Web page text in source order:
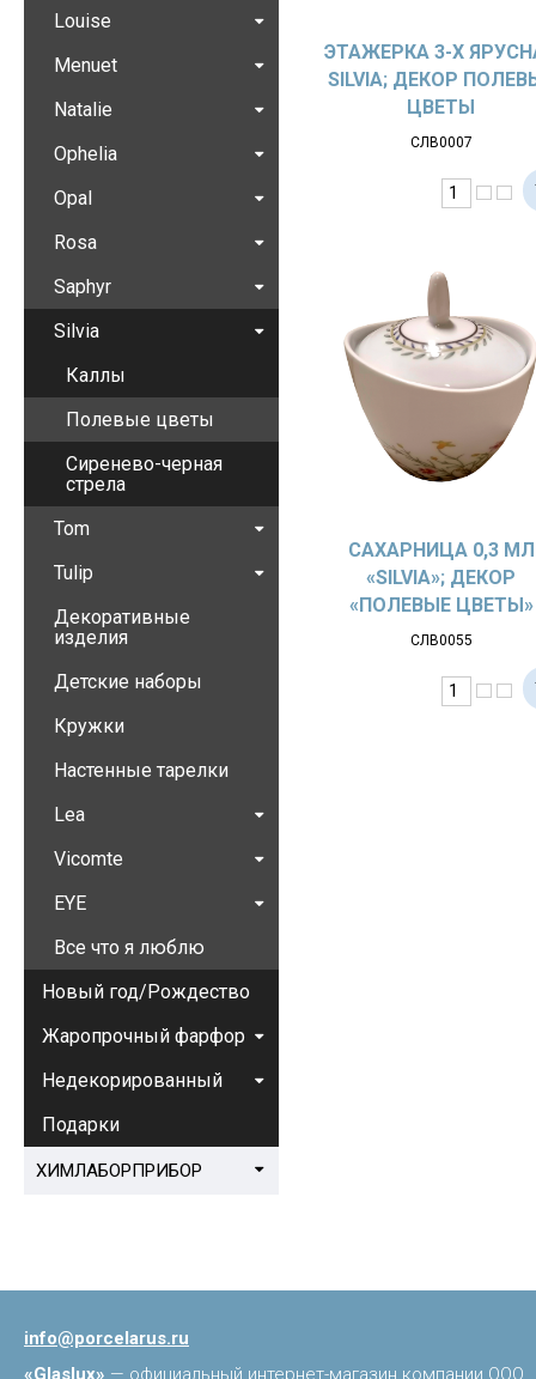
ЭТАЖЕРКА 3-Х
SILVIA; ДЕКОР
ЦВЕТЫ
СЛВ0007
САХАРНИЦА 0,3 МЛ
«SILVIA»; ДЕКОР
«ПОЛЕВЫЕ ЦВЕТЫ»
СЛВ0055
Louise
Menuet
Natalie
Ophelia
Opal
Rosa
Saphyr
Silvia
Каллы
Полевые цветы
Сиренево-черная
стрела
Tom
Tulip
Декоративные
изделия
Детские наборы
Кружки
Настенные тарелки
Lea
Vicomte
EYE
Все что я люблю
Новый год/Рождество
Жаропрочный фарфор
Недекорированный
Подарки
ХИМЛАБОРПРИБОР
info@porcelarus.ru
«Glaslux» — официальный интернет-магазин компании ООО